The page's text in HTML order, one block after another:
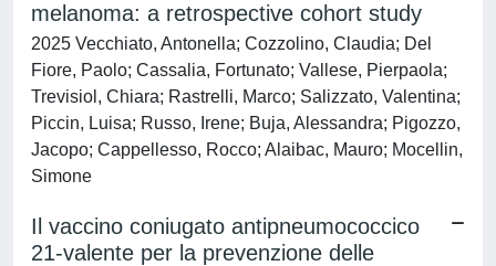
melanoma: a retrospective cohort study
2025 Vecchiato, Antonella; Cozzolino, Claudia; Del
Fiore, Paolo; Cassalia, Fortunato; Vallese, Pierpaola;
Trevisiol, Chiara; Rastrelli, Marco; Salizzato, Valentina;
Piccin, Luisa; Russo, Irene; Buja, Alessandra; Pigozzo,
Jacopo; Cappellesso, Rocco; Alaibac, Mauro; Mocellin,
Simone
Il vaccino coniugato antipneumococcico
21-valente per la prevenzione delle